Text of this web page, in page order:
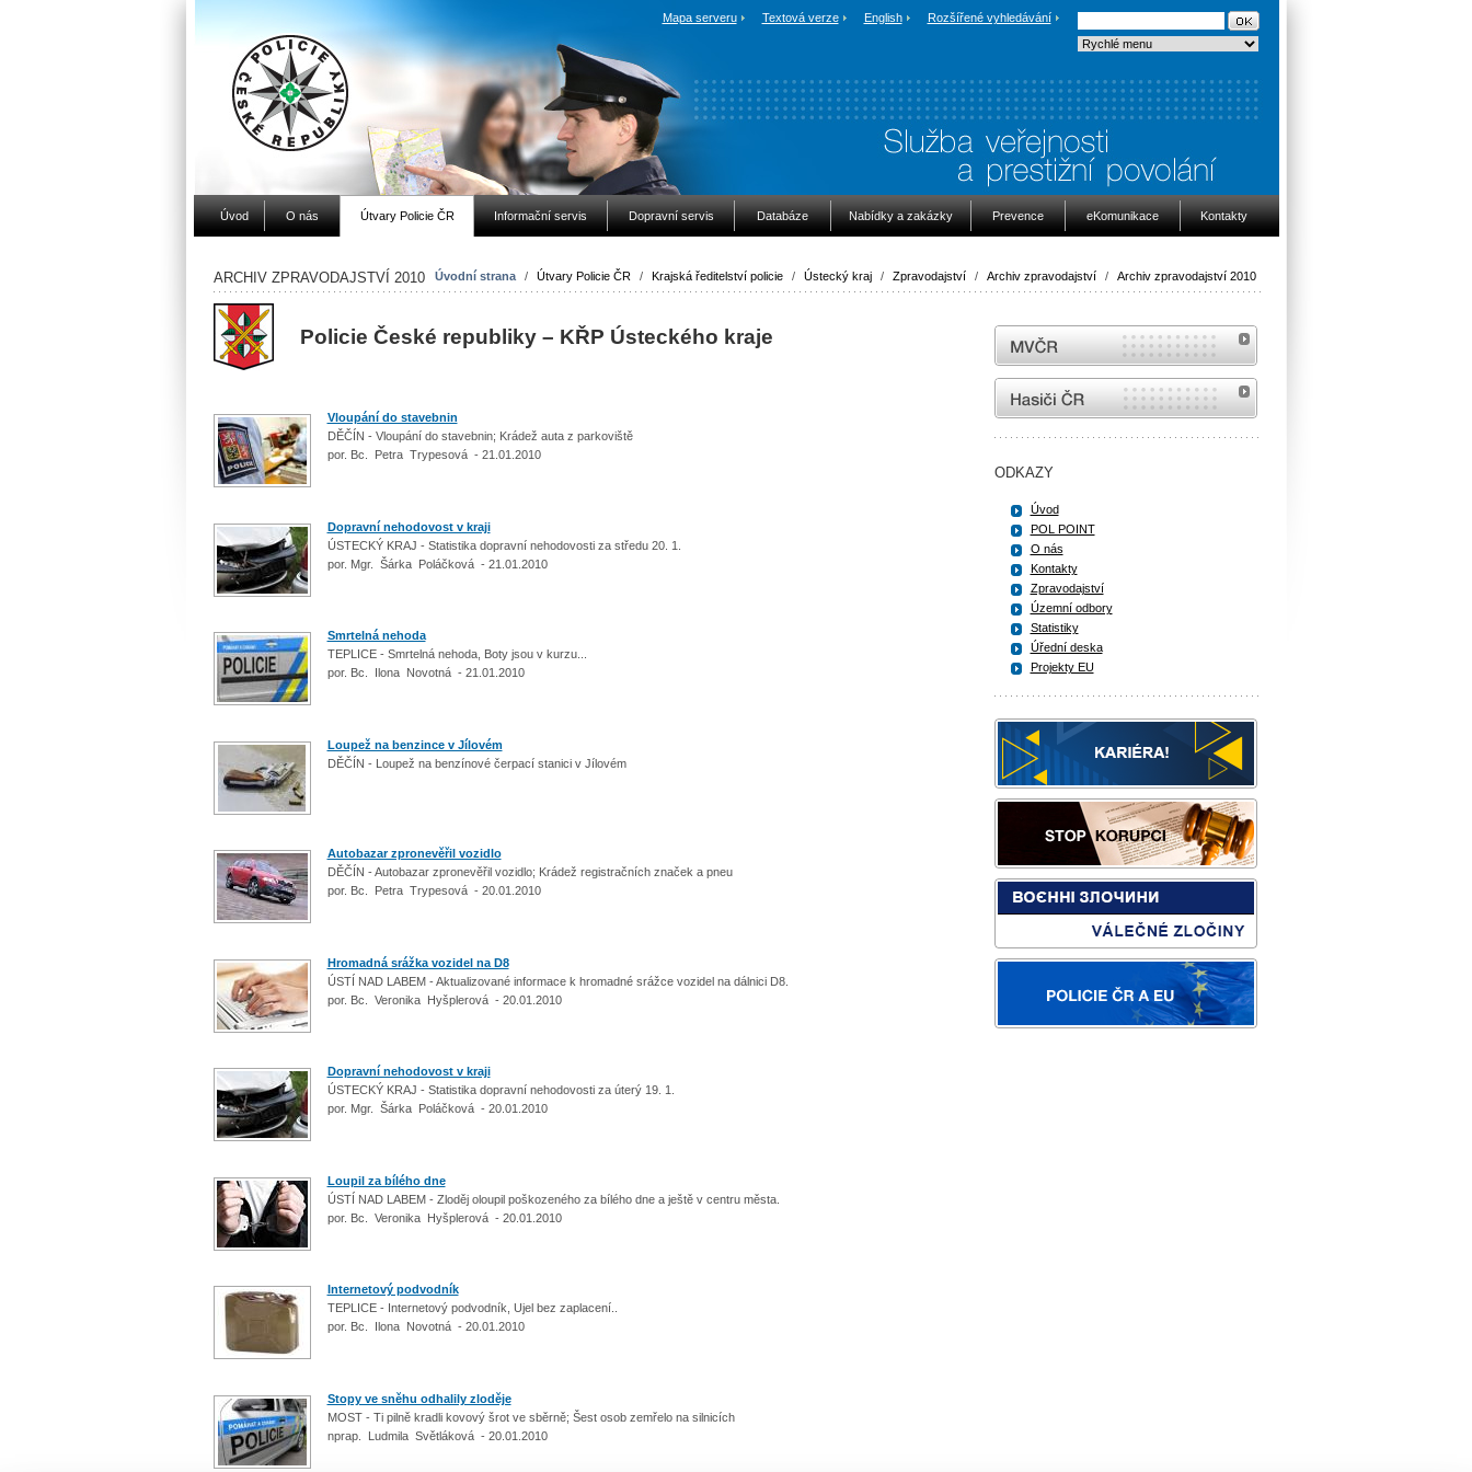
Mapa serveru Textová verze English Rozšířené vyhledávání
Úvod O nás Útvary Policie ČR Informační servis Dopravní servis Databáze Nabídky a zakázky Prevence eKomunikace Kontakty
Úvodní strana / Útvary Policie ČR / Krajská ředitelství policie / Ústecký kraj / Zpravodajství / Archiv zpravodajství / Archiv zpravodajství 2010
ARCHIV ZPRAVODAJSTVÍ 2010
Policie České republiky – KŘP Ústeckého kraje
Vloupání do stavebnin
DĚČÍN - Vloupání do stavebnin; Krádež auta z parkoviště
por. Bc. Petra Trypesová - 21.01.2010
Dopravní nehodovost v kraji
ÚSTECKÝ KRAJ - Statistika dopravní nehodovosti za středu 20. 1.
por. Mgr. Šárka Poláčková - 21.01.2010
Smrtelná nehoda
TEPLICE - Smrtelná nehoda, Boty jsou v kurzu...
por. Bc. Ilona Novotná - 21.01.2010
Loupež na benzince v Jílovém
DĚČÍN - Loupež na benzínové čerpací stanici v Jílovém
Autobazar zpronevěřil vozidlo
DĚČÍN - Autobazar zpronevěřil vozidlo; Krádež registračních značek a pneu
por. Bc. Petra Trypesová - 20.01.2010
Hromadná srážka vozidel na D8
ÚSTÍ NAD LABEM - Aktualizované informace k hromadné srážce vozidel na dálnici D8.
por. Bc. Veronika Hyšplerová - 20.01.2010
Dopravní nehodovost v kraji
ÚSTECKÝ KRAJ - Statistika dopravní nehodovosti za úterý 19. 1.
por. Mgr. Šárka Poláčková - 20.01.2010
Loupil za bílého dne
ÚSTÍ NAD LABEM - Zloděj oloupil poškozeného za bílého dne a ještě v centru města.
por. Bc. Veronika Hyšplerová - 20.01.2010
Internetový podvodník
TEPLICE - Internetový podvodník, Ujel bez zaplacení..
por. Bc. Ilona Novotná - 20.01.2010
Stopy ve sněhu odhalily zloděje
MOST - Ti pilně kradli kovový šrot ve sběrně; Šest osob zemřelo na silnicích
nprap. Ludmila Světláková - 20.01.2010
MVČR
internetové stránky Hasiči ČR
ODKAZY
Úvod
POL POINT
O nás
Kontakty
Zpravodajství
Územní odbory
Statistiky
Úřední deska
Projekty EU